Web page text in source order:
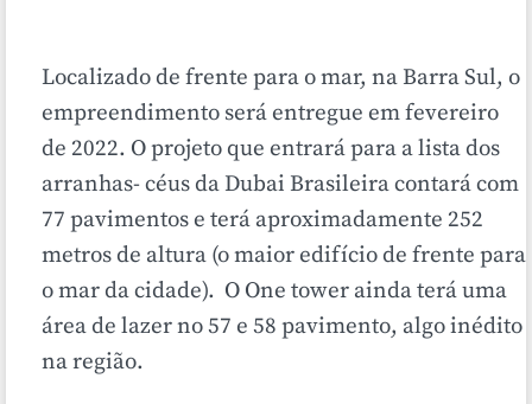
Localizado de frente para o mar, na Barra Sul, o
empreendimento será entregue em fevereiro
de 2022. O projeto que entrará para a lista dos
arranhas- céus da Dubai Brasileira contará com
77 pavimentos e terá aproximadamente 252
metros de altura (o maior edifício de frente para
o mar da cidade). O One tower ainda terá uma
área de lazer no 57 e 58 pavimento, algo inédito
na região.